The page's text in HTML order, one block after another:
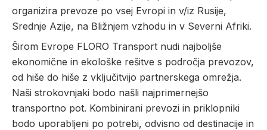
organizira prevoze po vsej Evropi in v/iz Rusije,
Srednje Azije, na Bližnjem vzhodu in v Severni Afriki.
Širom Evrope FLORO Transport nudi najboljše
ekonomične in ekološke rešitve s področja prevozov,
od hiše do hiše z vključitvijo partnerskega omrežja.
Naši strokovnjaki bodo našli najprimernejšo
transportno pot. Kombinirani prevozi in priklopniki
bodo uporabljeni po potrebi, odvisno od destinacije in